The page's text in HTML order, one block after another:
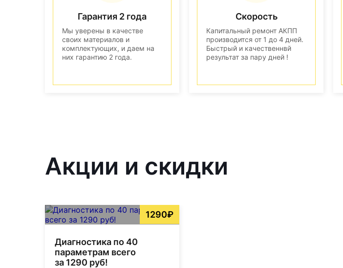
Гарантия 2 года
Мы уверены в качестве
своих материалов и
комплектующих, и даем на
них гарантию 2 года.
Скорость
Капитальный ремонт АКПП
производится от 1 до 4 дней.
Быстрый и качественнвй
результат за пару дней !
Акции и скидки
1290₽
Диагностика по 40
параметрам всего
за 1290 руб!